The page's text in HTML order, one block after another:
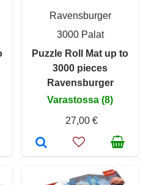
Ravensburger
3000 Palat
Puzzle Roll Mat up to
3000 pieces
Ravensburger
Varastossa (8)
27,00 €